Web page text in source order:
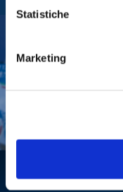
Statistiche
Marketing